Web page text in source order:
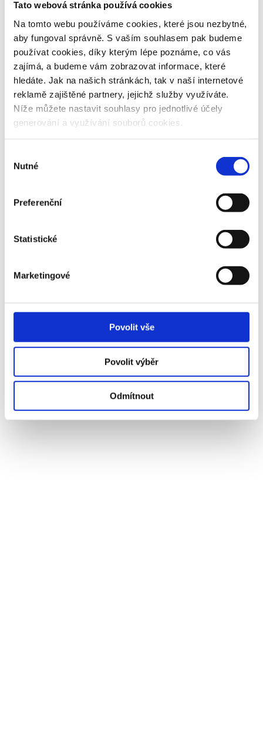
Tato webová stránka používá cookies
Na tomto webu používáme cookies, které jsou nezbytné,
aby fungoval správně. S vaším souhlasem pak budeme
používat cookies, díky kterým lépe poznáme, co vás
zajímá, a budeme vám zobrazovat informace, které
hledáte. Jak na našich stránkách, tak v naší internetové
reklamě zajištěné partnery, jejichž služby využíváte.
Níže můžete nastavit souhlasy pro jednotlivé účely
generování a využívání souborů cookies.
souhlasu
Nutné
Preferenční
Statistické
Marketingové
Povolit vše
Povolit výběr
Odmítnout